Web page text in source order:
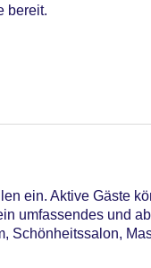
Club, EC
bereit.
ein. Aktive Gäste
umfassendes und
Schönheitssalon,